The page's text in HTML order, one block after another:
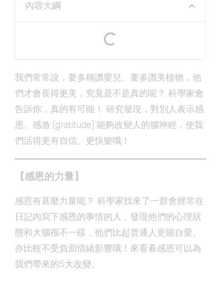
內容大綱
我們常常說，要多稱讚嬰兒、要多讚美植物，他
們才會長得更美，究竟是不是真的呢？ 科學家會
告訴你，真的有可能！ 研究發現，對別人表示感
恩、感激 (gratitude) 能夠改變人的腦神經，使我
們活得更有自信、更快樂哦！
【感恩的力量】
感恩有甚麼力量呢？ 科學家找來了一群會經常在
日記內寫下感恩的事情的人，發現他們的心理狀
態和大腦很不一樣，他們比起普通人更能自愛、
亦比較不受負面情緒影響哦！來看看感恩可以為
我們帶來的5大改變。